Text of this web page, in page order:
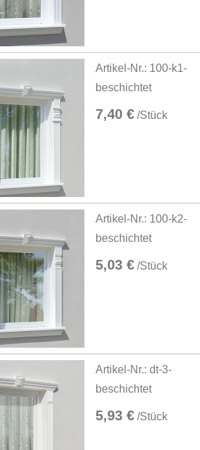
Artikel-Nr.: 100-k1-
beschichtet
7,40 € /Stück
Artikel-Nr.: 100-k2-
beschichtet
5,03 € /Stück
Artikel-Nr.: dt-3-
beschichtet
5,93 € /Stück